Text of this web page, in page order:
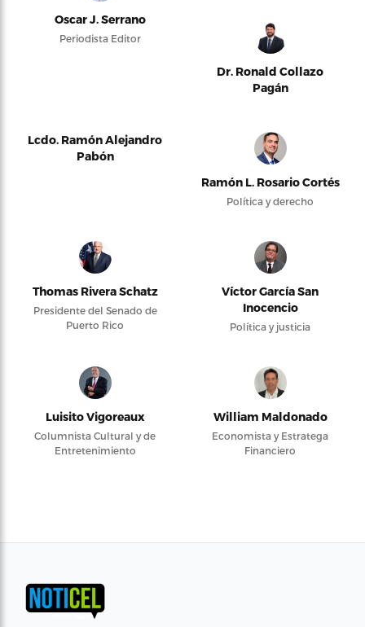
Oscar J. Serrano
Periodista Editor
Dr. Ronald Collazo
Pagán
Lcdo. Ramón Alejandro
Pabón
Ramón L. Rosario Cortés
Política y derecho
Thomas Rivera Schatz
Presidente del Senado de
Puerto Rico
Víctor García San
Inocencio
Política y justicia
Luisito Vigoreaux
Columnista Cultural y de
Entretenimiento
William Maldonado
Economista y Estratega
Financiero